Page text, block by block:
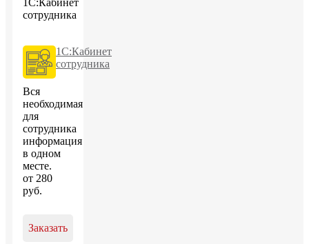
1С:Кабинет
сотрудника
Вся
необходимая
для
сотрудника
информация
в одном
месте.
от 280
руб.
Заказать